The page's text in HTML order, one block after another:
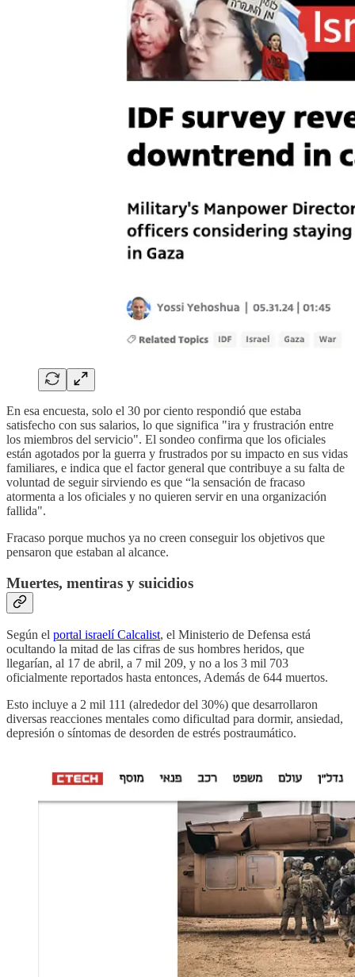
En esa encuesta, solo el 30 por ciento respondió que estaba
satisfecho con sus salarios, lo que significa "ira y frustración entre
los miembros del servicio". El sondeo confirma que los oficiales
están agotados por la guerra y frustrados por su impacto en sus vidas
familiares, e indica que el factor general que contribuye a su falta de
voluntad de seguir sirviendo es que “la sensación de fracaso
atormenta a los oficiales y no quieren servir en una organización
fallida".
Fracaso porque muchos ya no creen conseguir los objetivos que
pensaron que estaban al alcance.
Muertes, mentiras y suicidios
Según el portal israelí Calcalist, el Ministerio de Defensa está
ocultando la mitad de las cifras de sus hombres heridos, que
llegarían, al 17 de abril, a 7 mil 209, y no a los 3 mil 703
oficialmente reportados hasta entonces, Además de 644 muertos.
Esto incluye a 2 mil 111 (alrededor del 30%) que desarrollaron
diversas reacciones mentales como dificultad para dormir, ansiedad,
depresión o síntomas de desorden de estrés postraumático.